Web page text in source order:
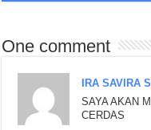
One comment
IRA SAVIRA
SAYA AKAN
CERDAS